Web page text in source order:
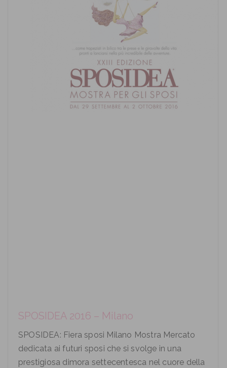
SPOSIDEA 2016 – Milano
SPOSIDEA: Fiera sposi Milano Mostra Mercato
dedicata ai futuri sposi che si svolge in una
prestigiosa dimora settecentesca nel cuore della